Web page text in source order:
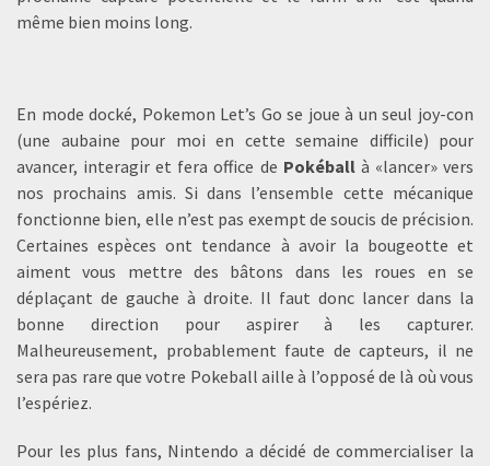
même bien moins long.
En mode docké, Pokemon Let’s Go se joue à un seul joy-con
(une aubaine pour moi en cette semaine difficile) pour
avancer, interagir et fera office de Pokéballà «lancer» vers
nos prochains amis. Si dans l’ensemble cette mécanique
fonctionne bien, elle n’est pas exempt de soucis de précision.
Certaines espèces ont tendance à avoir la bougeotte et
aiment vous mettre des bâtons dans les roues en se
déplaçant de gauche à droite. Il faut donc lancer dans la
bonne direction pour aspirer à les capturer.
Malheureusement, probablement faute de capteurs, il ne
sera pas rare que votre Pokeball aille à l’opposé de là où vous
l’espériez.
Pour les plus fans, Nintendo a décidé de commercialiser la